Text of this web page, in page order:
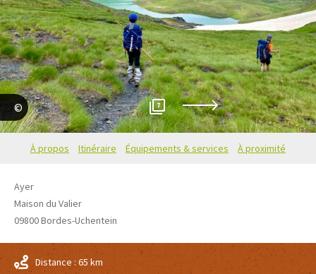
Elsa Taranne 7
À propos Itinéraire Équipements & services À proximité
Ayer
Maison du Valier
09800Bordes-Uchentein
Distance : 65 km